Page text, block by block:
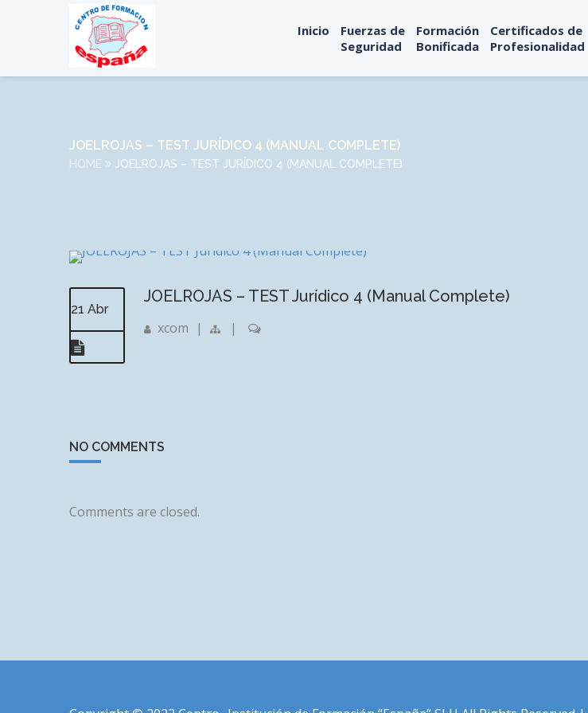
Inicio
Fuerzas de
Seguridad
Formación
Bonificada
Certificados de
Profesionalidad
JOELROJAS – TEST JURÍDICO 4 (MANUAL COMPLETE)
HOME JOELROJAS – TEST JURÍDICO 4 (MANUAL COMPLETE)
21 Abr
JOELROJAS – TEST Jurídico 4 (Manual Complete)
xcom | |
NO COMMENTS
Comments are closed.